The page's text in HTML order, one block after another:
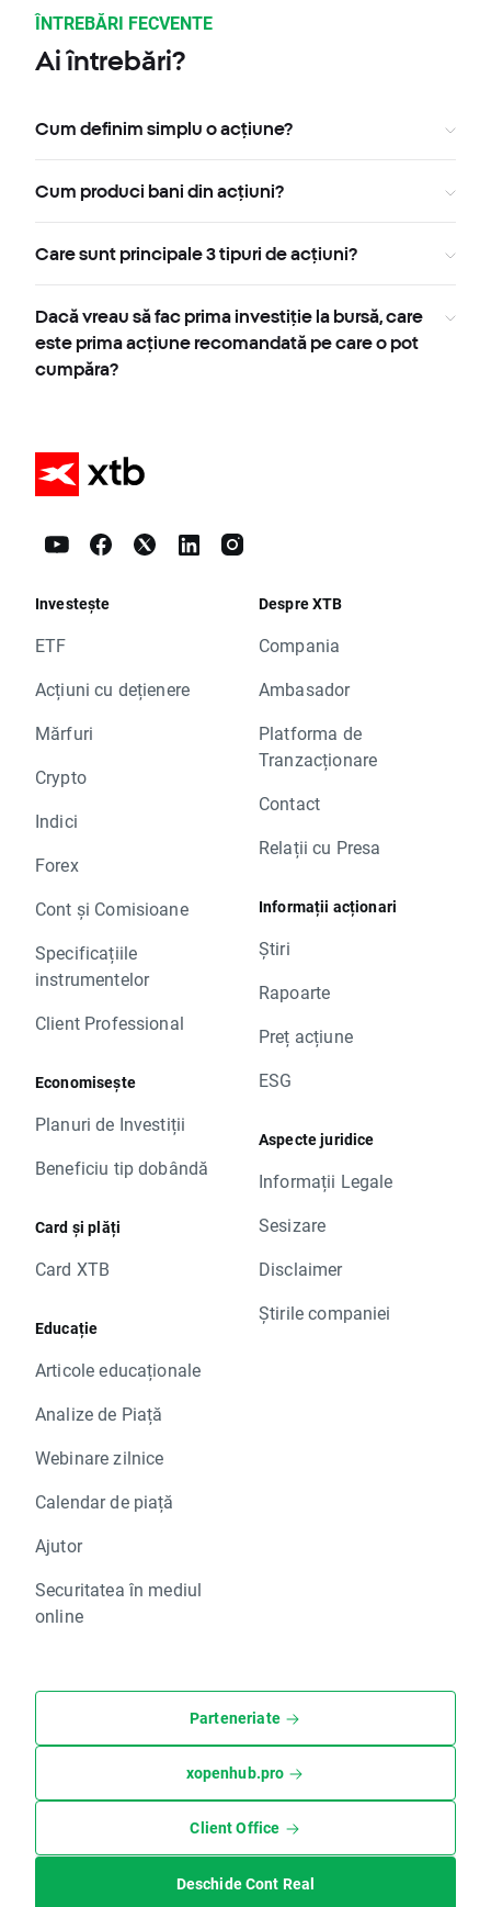
ÎNTREBĂRI FECVENTE
Ai întrebări?
Cum definim simplu o acțiune?
Cum produci bani din acțiuni?
Care sunt principale 3 tipuri de acțiuni?
Dacă vreau să fac prima investiție la bursă, care
este prima acțiune recomandată pe care o pot
cumpăra?
Investește
ETF
Acțiuni cu dețienere
Mărfuri
Crypto
Indici
Forex
Cont și Comisioane
Specificațiile
instrumentelor
Client Professional
Economisește
Planuri de Investiții
Beneficiu tip dobândă
Card și plăți
Card XTB
Educație
Articole educaționale
Analize de Piață
Webinare zilnice
Calendar de piață
Ajutor
Securitatea în mediul
online
Despre XTB
Compania
Ambasador
Platforma de
Tranzacționare
Contact
Relații cu Presa
Informații acționari
Știri
Rapoarte
Preț acțiune
ESG
Aspecte juridice
Informații Legale
Sesizare
Disclaimer
Știrile companiei
Parteneriate
xopenhub.pro
Client Office
Deschide Cont Real